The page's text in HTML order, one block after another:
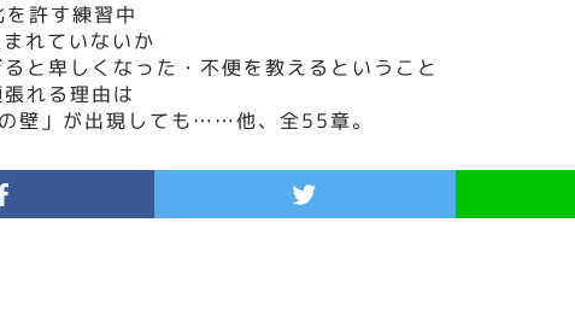
許す練習中
まれていないか
ると卑しくなった・不便を教えるということ
れる理由は
壁」が出現しても……他、全55章。